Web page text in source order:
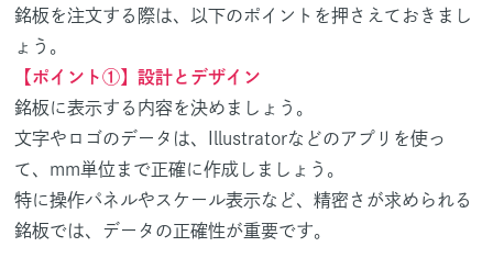
銘板を注文する際は、以下のポイントを押さえておきまし
ょう。
【ポイント①】設計とデザイン
銘板に表示する内容を決めましょう。
文字やロゴのデータは、Illustratorなどのアプリを使っ
て、mm単位まで正確に作成しましょう。
特に操作パネルやスケール表示など、精密さが求められる
銘板では、データの正確性が重要です。